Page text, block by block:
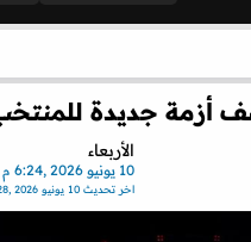
أزمة جديدة
الأربعاء
10 يونيو 2026 ,6:24 م
اخر تحديث 10 يونيو 2026 ,6:28 م